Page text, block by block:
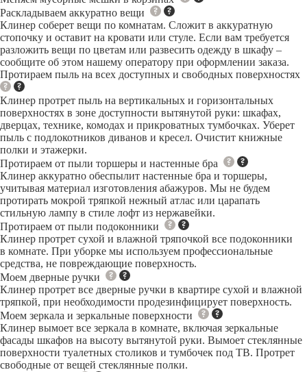
Раскладываем аккуратно вещи
Клинер соберет вещи по комнатам. Сложит в аккуратную
стопочку и оставит на кровати или стуле. Если вам требуется
разложить вещи по цветам или развесить одежду в шкафу –
сообщите об этом нашему оператору при оформлении заказа.
Протираем пыль на всех доступных и свободных поверхностях
Клинер протрет пыль на вертикальных и горизонтальных
поверхностях в зоне доступности вытянутой руки: шкафах,
дверцах, технике, комодах и прикроватных тумбочках. Уберет
пыль с подлокотников диванов и кресел. Очистит книжные
полки и этажерки.
Протираем от пыли торшеры и настенные бра
Клинер аккуратно обеспылит настенные бра и торшеры,
учитывая материал изготовления абажуров. Мы не будем
протирать мокрой тряпкой нежный атлас или царапать
стильную лампу в стиле лофт из нержавейки.
Протираем от пыли подоконники
Клинер протрет сухой и влажной тряпочкой все подоконники
в комнате. При уборке мы используем профессиональные
средства, не повреждающие поверхность.
Моем дверные ручки
Клинер протрет все дверные ручки в квартире сухой и влажной
тряпкой, при необходимости продезинфицирует поверхность.
Моем зеркала и зеркальные поверхности
Клинер вымоет все зеркала в комнате, включая зеркальные
фасады шкафов на высоту вытянутой руки. Вымоет стеклянные
поверхности туалетных столиков и тумбочек под ТВ. Протрет
свободные от вещей стеклянные полки.